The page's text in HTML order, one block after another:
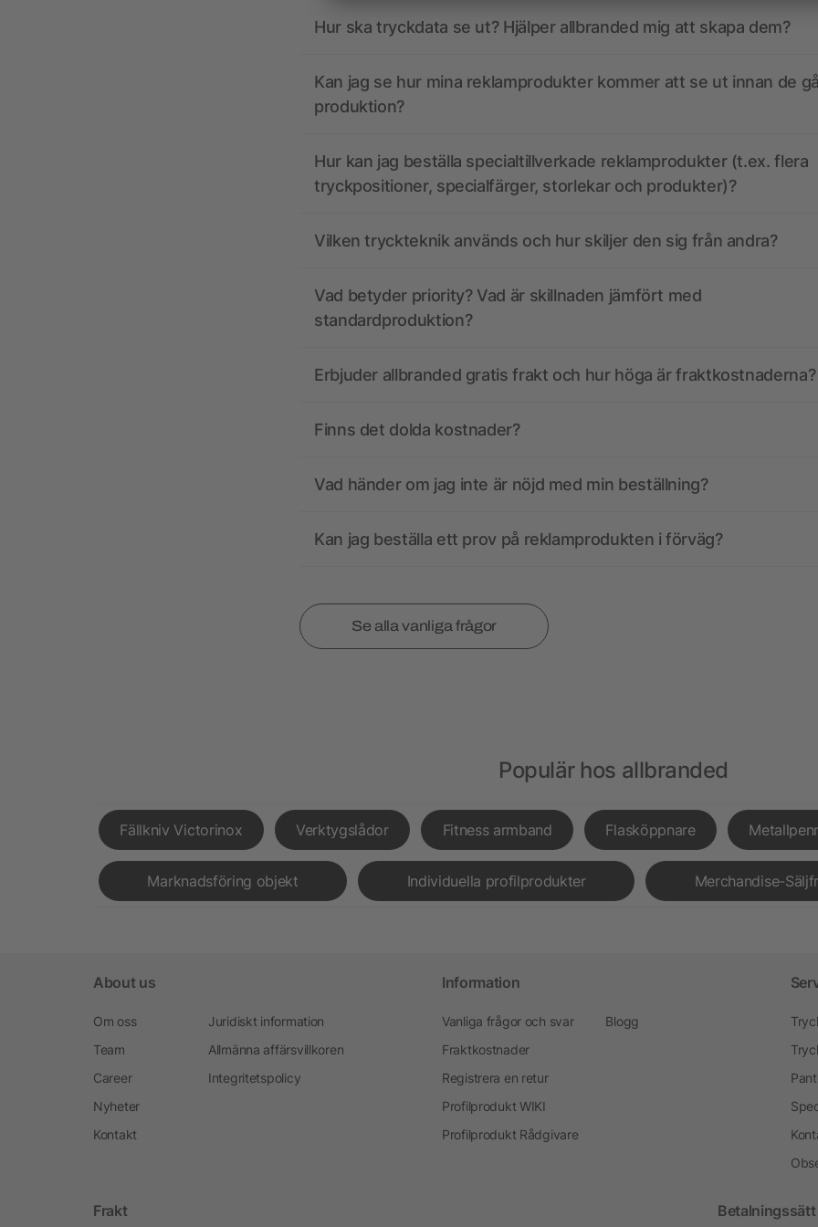
Hur ska tryckdata se ut? Hjälper allbranded mig att skapa dem?
Kan jag se hur mina reklamprodukter kommer att se ut innan de
produktion?
Hur kan jag beställa specialtillverkade reklamprodukter (t.ex. flera
tryckpositioner, specialfärger, storlekar och produkter)?
Vilken tryckteknik används och hur skiljer den sig från andra?
Vad betyder priority? Vad är skillnaden jämfört med
standardproduktion?
Erbjuder allbranded gratis frakt och hur höga är fraktkostnaderna?
Finns det dolda kostnader?
Vad händer om jag inte är nöjd med min beställning?
Kan jag beställa ett prov på reklamprodukten i förväg?
Se alla vanliga frågor
Populär hos allbranded
Fällkniv Victorinox Verktygslådor Fitness armband Flasköppnare
Marknadsföring objekt Individuella profilprodukter Merchandise-
About us
Om oss
Team
Career
Nyheter
Kontakt
Juridiskt information
Allmänna affärsvillkoren
Integritetspolicy
Information
Vanliga frågor och svar
Fraktkostnader
Registrera en retur
Profilprodukt WIKI
Profilprodukt Rådgivare
Blogg
Frakt Betalningssätt